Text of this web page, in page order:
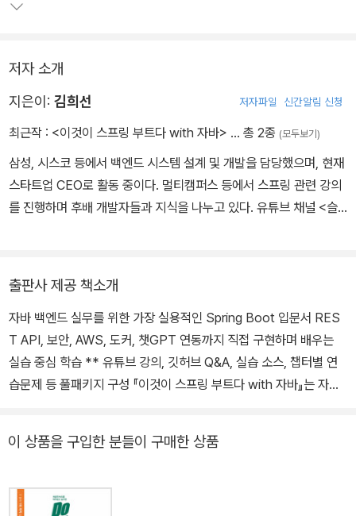
저자 소개
지은이: 김희선 저자파일 신간알림 신청
최근작 : <이것이 스프링 부트다 with 자바> … 총 2종 (모두보기)
삼성, 시스코 등에서 백엔드 시스템 설계 및 개발을 담당했으며, 현재
스타트업 CEO로 활동 중이다. 멀티캠퍼스 등에서 스프링 관련 강의
를 진행하며 후배 개발자들과 지식을 나누고 있다. 유튜브 채널 <슬
출판사 제공 책소개
자바 백엔드 실무를 위한 가장 실용적인 Spring Boot 입문서 RES
T API, 보안, AWS, 도커, 챗GPT 연동까지 직접 구현하며 배우는
실습 중심 학습 ** 유튜브 강의, 깃허브 Q&A, 실습 소스, 챕터별 연
습문제 등 풀패키지 구성 『이것이 스프링 부트다 with 자바』는 자바
커, 챗GPT 연동 등 실제 개발 현장에서 자주 사용하는 기술을 중심
정을 게시판 프로젝트로 구성해 학습 흐름이 명확하며, 개념과 실습
이 상품을 구입한 분들이 구매한 상품